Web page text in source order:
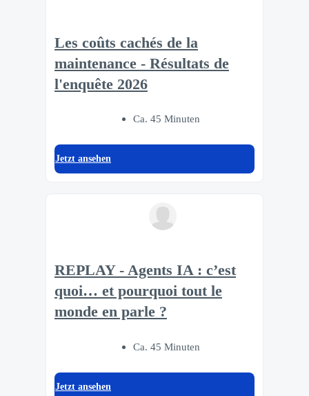
Les coûts cachés de la
maintenance - Résultats de
l'enquête 2026
Ca. 45 Minuten
Jetzt ansehen
REPLAY - Agents IA : c’est
quoi… et pourquoi tout le
monde en parle ?
Ca. 45 Minuten
Jetzt ansehen